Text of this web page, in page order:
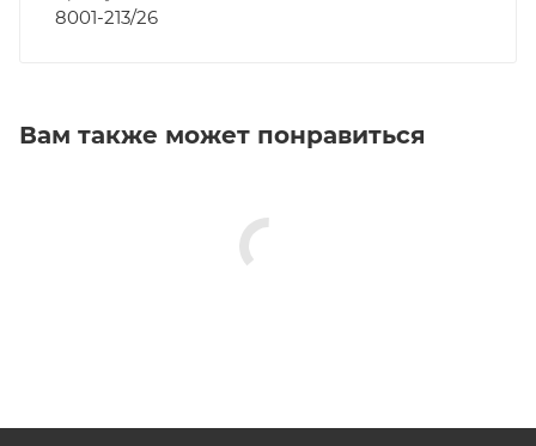
8001-213/26
Вам также может понравиться